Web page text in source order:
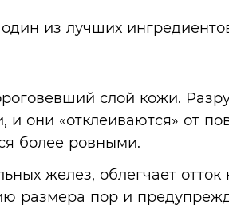
из лучших
слой кожи.
они «отклеиваются» от
более ровными.
желез, облегчает
размера пор и